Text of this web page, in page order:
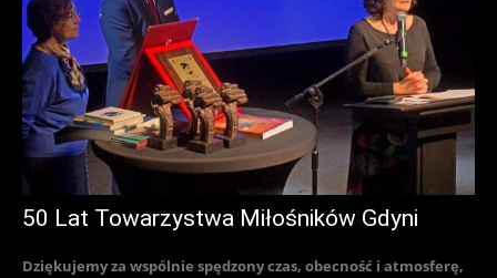
50 Lat Towarzystwa Miłośników Gdyni
Dziękujemy za wspólnie spędzony czas, obecność i atmosferę,